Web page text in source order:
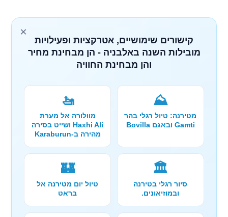
×
קישורים שימושיים, אטרקציות ופעילויות
מובילות השנה באלבניה - הן מבחינת מחיר
והן מבחינת החוויה
⛰️
מטירנה: טיול רגלי בהר
Gamti ובאגם Bovilla
🚤
מוולורה אל מערת
Haxhi Ali ושייט בסירה
מהירה ב-Karaburun
🏛️
סיור רגלי בטירנה
ובמוזיאונים.
🏰
טיול יום מטירנה אל
בראט